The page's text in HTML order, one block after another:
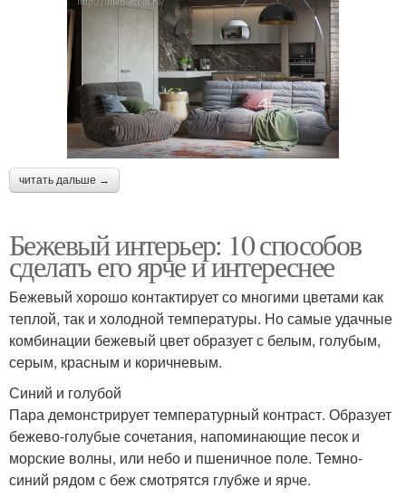
читать дальше →
Бежевый интерьер: 10 способов
сделать его ярче и интереснее
Бежевый хорошо контактирует со многими цветами как
теплой, так и холодной температуры. Но самые удачные
комбинации бежевый цвет образует с белым, голубым,
серым, красным и коричневым.
Синий и голубой
Пара демонстрирует температурный контраст. Образует
бежево-голубые сочетания, напоминающие песок и
морские волны, или небо и пшеничное поле. Темно-
синий рядом с беж смотрятся глубже и ярче.